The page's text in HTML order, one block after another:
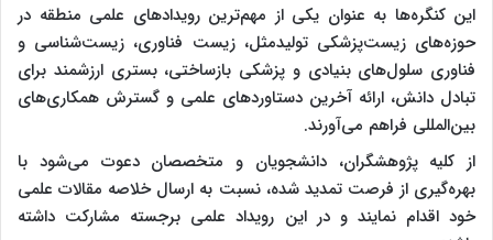
این کنگره‌ها به عنوان یکی از مهم‌ترین رویدادهای علمی منطقه در
حوزه‌های زیست‌پزشکی تولیدمثل، زیست فناوری‌، زیست‌شناسی و
فناوری سلول‌های بنیادی و پزشکی بازساختی، بستری ارزشمند برای
تبادل دانش، ارائه آخرین دستاوردهای علمی و گسترش همکاری‌های
بین‌المللی فراهم می‌آورند.
از کلیه پژوهشگران، دانشجویان و متخصصان دعوت می‌شود با
بهره‌گیری از فرصت تمدید شده، نسبت به ارسال خلاصه مقالات علمی
خود اقدام نمایند و در این رویداد علمی برجسته مشارکت داشته